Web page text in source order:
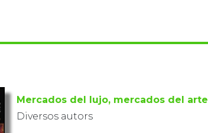
Mercados del lujo, mercados del arte
Diversos autors